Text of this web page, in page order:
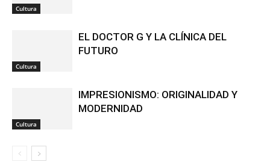
Cultura
Cultura
EL DOCTOR G Y LA CLÍNICA DEL
FUTURO
Cultura
IMPRESIONISMO: ORIGINALIDAD Y
MODERNIDAD